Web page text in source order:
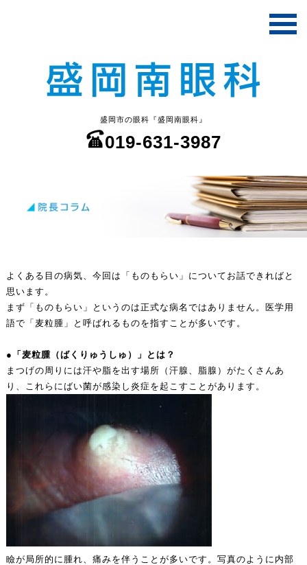
盛岡市の眼科『盛岡南眼科』
019-631-3987
よくある目の病気、今回は「ものもらい」についてお話できればと
思います。
まず「ものもらい」というのは正式な病名ではありません。医学用
語で「麦粒腫」と呼ばれるものを指すことが多いです。
●「麦粒腫（ばくりゅうしゅ）」とは？
まつげの周りには汗や脂を出す場所（汗腺、脂腺）がたくさんあ
り、これらにばい菌が感染し炎症を起こすことがあります。
瞼が局所的に腫れ、痛みを伴うことが多いです。写真のように内部